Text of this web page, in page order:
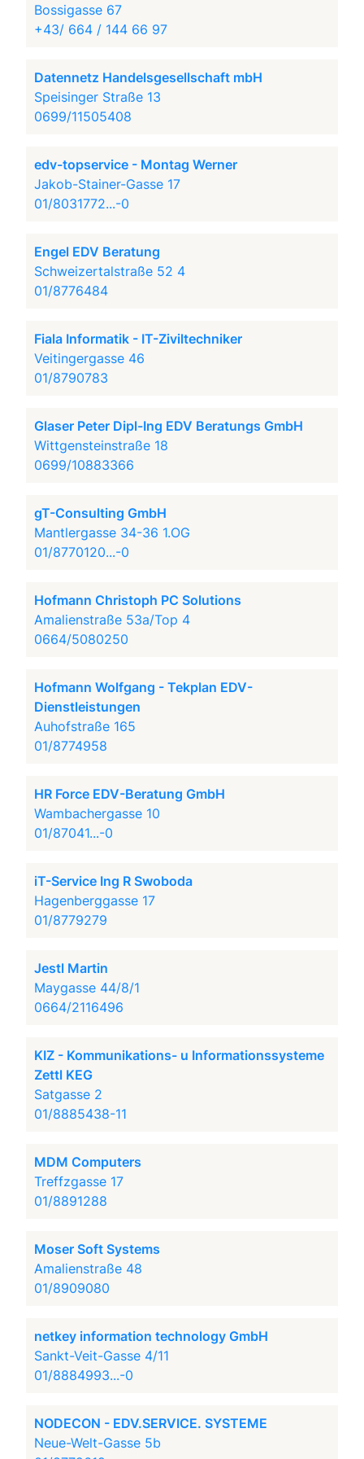
Bossigasse 67
+43/ 664 / 144 66 97
Datennetz Handelsgesellschaft mbH
Speisinger Straße 13
0699/11505408
edv-topservice - Montag Werner
Jakob-Stainer-Gasse 17
01/8031772...-0
Engel EDV Beratung
Schweizertalstraße 52 4
01/8776484
Fiala Informatik - IT-Ziviltechniker
Veitingergasse 46
01/8790783
Glaser Peter Dipl-Ing EDV Beratungs GmbH
Wittgensteinstraße 18
0699/10883366
gT-Consulting GmbH
Mantlergasse 34-36 1.OG
01/8770120...-0
Hofmann Christoph PC Solutions
Amalienstraße 53a/Top 4
0664/5080250
Hofmann Wolfgang - Tekplan EDV-
Dienstleistungen
Auhofstraße 165
01/8774958
HR Force EDV-Beratung GmbH
Wambachergasse 10
01/87041...-0
iT-Service Ing R Swoboda
Hagenberggasse 17
01/8779279
Jestl Martin
Maygasse 44/8/1
0664/2116496
KIZ - Kommunikations- u Informationssysteme
Zettl KEG
Satgasse 2
01/8885438-11
MDM Computers
Treffzgasse 17
01/8891288
Moser Soft Systems
Amalienstraße 48
01/8909080
netkey information technology GmbH
Sankt-Veit-Gasse 4/11
01/8884993...-0
NODECON - EDV.SERVICE. SYSTEME
Neue-Welt-Gasse 5b